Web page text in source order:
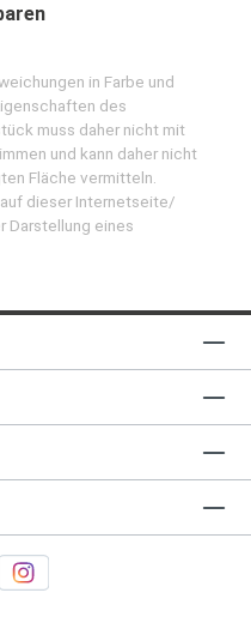
in Farbe und
des
muss daher nicht mit
und kann daher nicht
Fläche vermitteln.
dieser Internetseite/
Darstellung eines